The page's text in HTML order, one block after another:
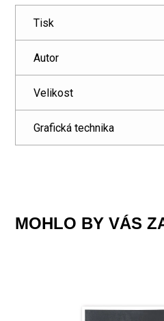
Tisk
Autor
Velikost
Grafická technika
MOHLO BY VÁS